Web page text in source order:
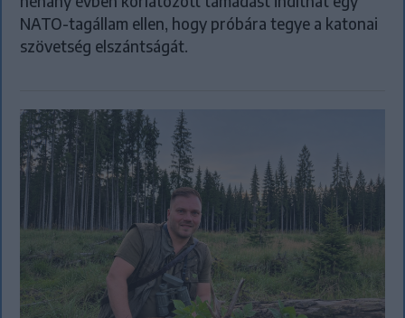
NATO-tagállam ellen, hogy próbára tegye a katonai
szövetség elszántságát.